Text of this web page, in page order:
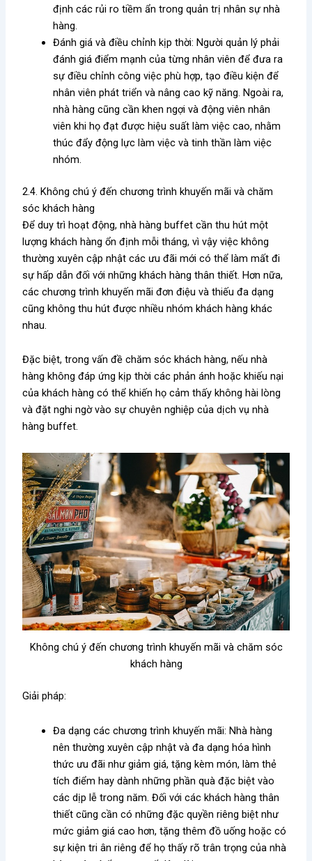
định các rủi ro tiềm ẩn trong quản trị nhân sự nhà
hàng.
Đánh giá và điều chỉnh kịp thời: Người quản lý phải
đánh giá điểm mạnh của từng nhân viên để đưa ra
sự điều chỉnh công việc phù hợp, tạo điều kiện để
nhân viên phát triển và nâng cao kỹ năng. Ngoài ra,
nhà hàng cũng cần khen ngợi và động viên nhân
viên khi họ đạt được hiệu suất làm việc cao, nhằm
thúc đẩy động lực làm việc và tinh thần làm việc
nhóm.
2.4. Không chú ý đến chương trình khuyến mãi và chăm
sóc khách hàng
Để duy trì hoạt động, nhà hàng buffet cần thu hút một
lượng khách hàng ổn định mỗi tháng, vì vậy việc không
thường xuyên cập nhật các ưu đãi mới có thể làm mất đi
sự hấp dẫn đối với những khách hàng thân thiết. Hơn nữa,
các chương trình khuyến mãi đơn điệu và thiếu đa dạng
cũng không thu hút được nhiều nhóm khách hàng khác
nhau.
Đặc biệt, trong vấn đề chăm sóc khách hàng, nếu nhà
hàng không đáp ứng kịp thời các phản ánh hoặc khiếu nại
của khách hàng có thể khiến họ cảm thấy không hài lòng
và đặt nghi ngờ vào sự chuyên nghiệp của dịch vụ nhà
hàng buffet.
Không chú ý đến chương trình khuyến mãi và chăm sóc
khách hàng
Giải pháp:
Đa dạng các chương trình khuyến mãi: Nhà hàng
nên thường xuyên cập nhật và đa dạng hóa hình
thức ưu đãi như giảm giá, tặng kèm món, làm thẻ
tích điểm hay dành những phần quà đặc biệt vào
các dịp lễ trong năm. Đối với các khách hàng thân
thiết cũng cần có những đặc quyền riêng biệt như
mức giảm giá cao hơn, tặng thêm đồ uống hoặc có
sự kiện tri ân riêng để họ thấy rõ trân trọng của nhà